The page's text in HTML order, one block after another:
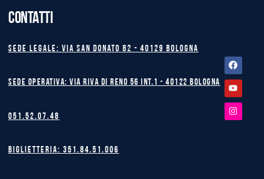
Facebook
Youtube
Instagram
CONTATTI
Sede legale: Via San Donato 82 - 40129 BOLOGNA
Sede operativa: Via Riva di Reno 56 int.1 - 40122 BOLOGNA
051.52.07.48
Biglietteria: 351.84.51.006